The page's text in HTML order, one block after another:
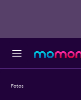
Fotos